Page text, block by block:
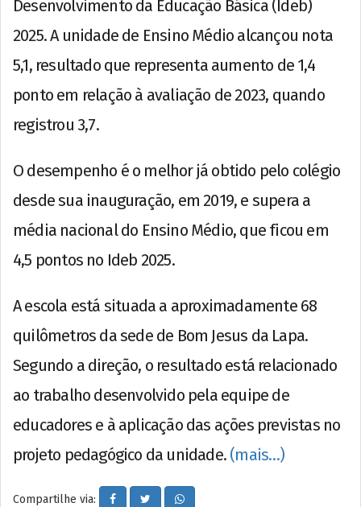
Desenvolvimento da Educação Básica (Ideb)
2025. A unidade de Ensino Médio alcançou nota
5,1, resultado que representa aumento de 1,4
ponto em relação à avaliação de 2023, quando
registrou 3,7.
O desempenho é o melhor já obtido pelo colégio
desde sua inauguração, em 2019, e supera a
média nacional do Ensino Médio, que ficou em
4,5 pontos no Ideb 2025.
A escola está situada a aproximadamente 68
quilômetros da sede de Bom Jesus da Lapa.
Segundo a direção, o resultado está relacionado
ao trabalho desenvolvido pela equipe de
educadores e à aplicação das ações previstas no
projeto pedagógico da unidade. (mais…)
Compartilhe via: